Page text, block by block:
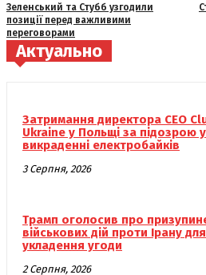
Зеленський та Стубб узгодили
позиції перед важливими
переговорами
Актуально
Затримання директора CEO
Ukraine у Польщі за підозрою у
викраденні електробайків
3 Серпня, 2026
Трамп оголосив про
військових дій проти Ірану для
укладення угоди
2 Серпня, 2026